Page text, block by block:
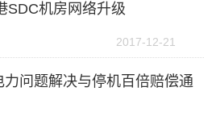
SDC机房网络升级
2017-12-21
问题解决与停机百倍赔偿通